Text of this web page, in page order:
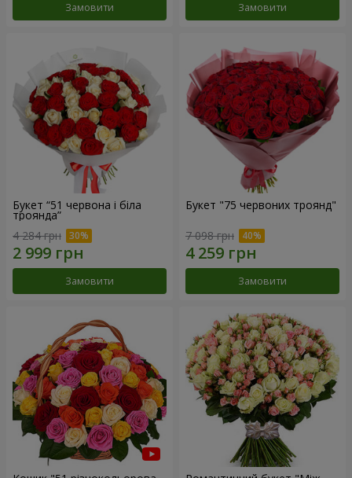
Замовити Замовити
Букет “51 червона і біла
троянда”
4 284 грн
Замовити
Букет "75 червоних троянд"
7 098 грн
Замовити